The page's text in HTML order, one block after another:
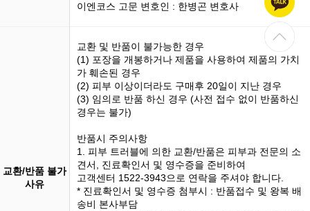
이엔코스 고문 변호인 : 한병곤 변호사
교환/반품 불가
사유
교환 및 반품이 불가능한 경우
(1) 포장을 개봉하거나 제품을 사용하여 제품의 가치
가 훼손된 경우
(2) 피부 이상이더라도 구매후 20일이 지난 경우
(3) 임의로 반품 하신 경우 (사전 접수 없이 반품하신
경우는 불가)
반품시 주의사항
1. 피부 트러블에 의한 교환/반품은 피부과 전문의 소
견서, 진료확인서 및 영수증을 준비하여
고객센터 1522-3943으로 연락을 주셔야 합니다.
* 진료확인서 및 영수증 첨부시 : 반품접수 및 왕복 배
송비 본사부담